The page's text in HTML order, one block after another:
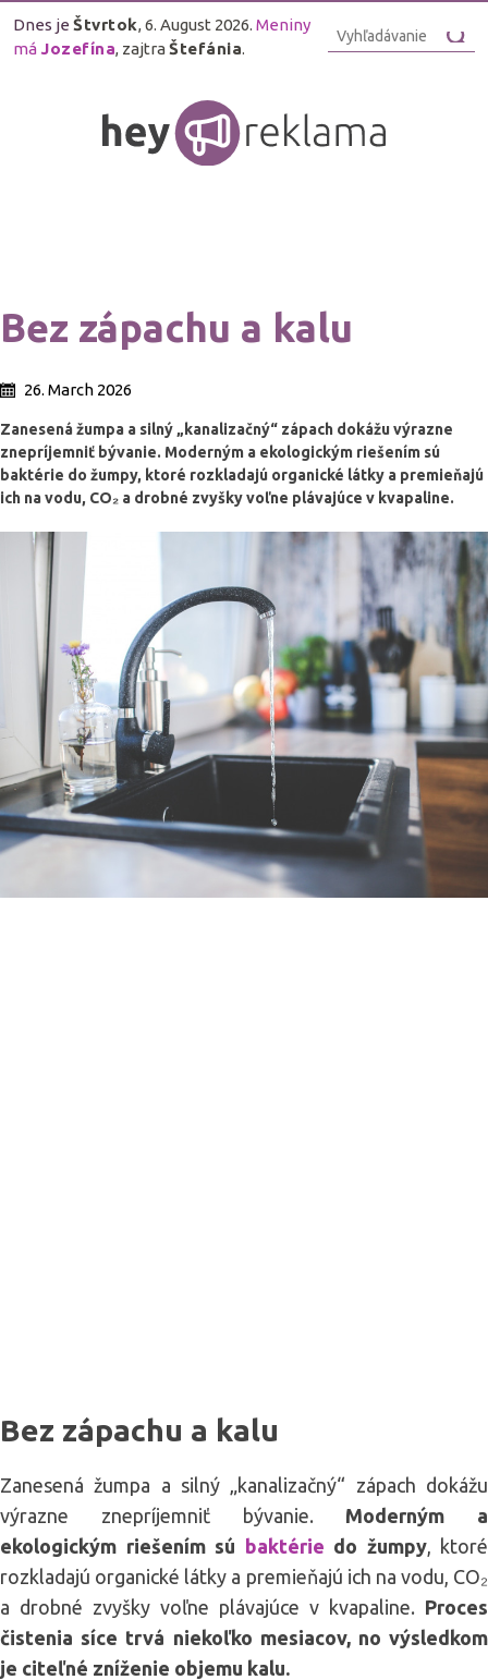
Dnes je Štvrtok, 6. August 2026. Meniny
má Jozefína, zajtraŠtefánia.
Bez zápachu a kalu
26. March 2026
Zanesená žumpa a silný „kanalizačný“ zápach dokážu výrazne
znepríjemniť bývanie. Moderným a ekologickým riešením sú
baktérie do žumpy, ktoré rozkladajú organické látky a premieňajú
ich na vodu, CO₂ a drobné zvyšky voľne plávajúce v kvapaline.
Bez zápachu a kalu
Zanesená žumpa a silný „kanalizačný“ zápach dokážu
výrazne znepríjemniť bývanie. Moderným a
ekologickým riešením sú baktérie do žumpy, ktoré
rozkladajú organické látky a premieňajú ich na vodu, CO₂
a drobné zvyšky voľne plávajúce v kvapaline. Proces
čistenia síce trvá niekoľko mesiacov, no výsledkom
je citeľné zníženie objemu kalu.